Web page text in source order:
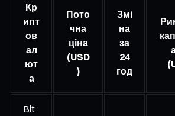
Кр
ипт
ов
ал
ют
а
Пото
чна
ціна
(USD
)
Змі
на
за
24
год
Bit